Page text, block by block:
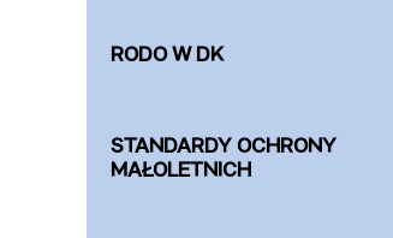
RODO W DK
STANDARDY OCHRONY
MAŁOLETNICH